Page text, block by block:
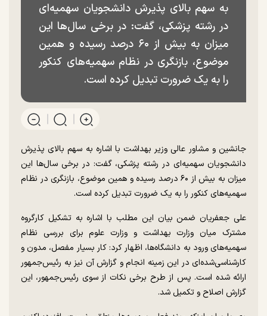
به سهم بالای پذیرش دانشجویان سهمیه‌ای
در رشته پزشکی، گفت: در برخی سال‌ها این
میزان به بیش از ۶۰ درصد رسیده و همین
موضوع، بازنگری در نظام سهمیه‌های کنکور
را به یک ضرورت تبدیل کرده است.
جانشین و مشاور عالی وزیر بهداشت با اشاره به سهم بالای پذیرش
دانشجویان سهمیه‌ای در رشته پزشکی، گفت: در برخی سال‌ها این
میزان به بیش از ۶۰ درصد رسیده و همین موضوع، بازنگری در نظام
سهمیه‌های کنکور را به یک ضرورت تبدیل کرده است.
علی جعفریان ضمن بیان این مطلب با اشاره به تشکیل کارگروه
مشترک میان وزارت بهداشت و وزارت علوم برای بررسی نظام
سهمیه‌های ورود به دانشگاه‌ها، اظهار کرد: کار بسیار مفصل، مدون و
کارشناسی‌شده‌ای در این زمینه انجام و گزارش آن نیز به رئیس‌جمهور
ارائه شده است. پس از طرح برخی نکات از سوی رئیس‌جمهور، این
گزارش اصلاح و تکمیل شد.